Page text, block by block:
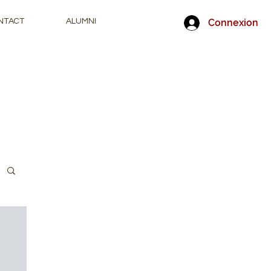
ALUMNI Connexion